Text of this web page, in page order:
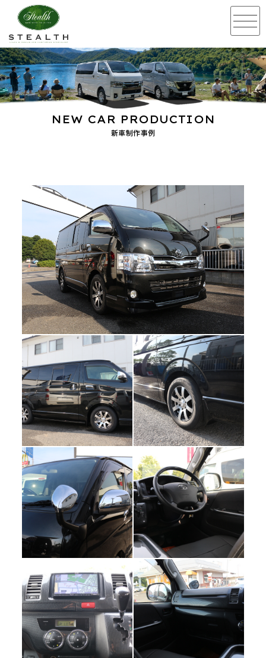
新車制作事例
NEW CAR PRODUCTION